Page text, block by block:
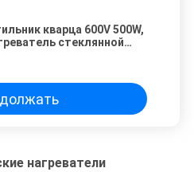
кварца 600V 500W,
стеклянной
нагреватели